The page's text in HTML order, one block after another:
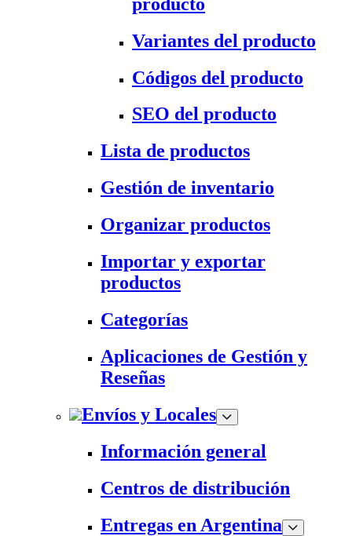
Variantes del producto
Códigos del producto
SEO del producto
Lista de productos
Gestión de inventario
Organizar productos
Importar y exportar
productos
Categorías
Aplicaciones de Gestión y
Reseñas
Envíos y Locales
Información general
Centros de distribución
Entregas en Argentina